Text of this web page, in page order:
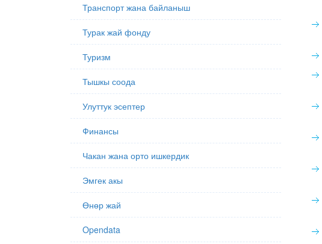
Транспорт жана байланыш
Турак жай фонду
Туризм
Тышкы соода
Улуттук эсептер
Финансы
Чакан жана орто ишкердик
Эмгек акы
Өнөр жай
Opendata